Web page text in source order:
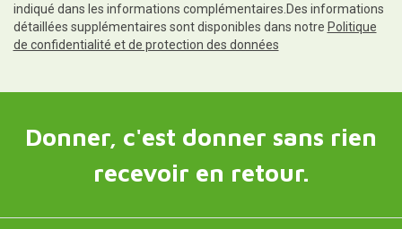
indiqué dans les informations complémentaires.Des informations
détaillées supplémentaires sont disponibles dans notre Politique
de confidentialité et de protection des données
Donner, c'est donner sans rien
recevoir en retour.